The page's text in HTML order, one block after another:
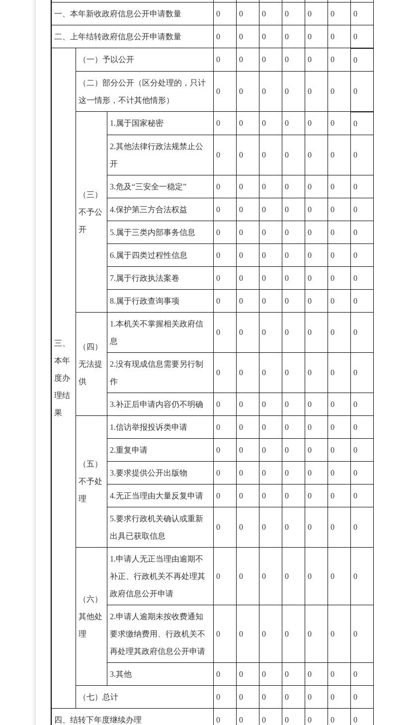
一、本年新收政府信息公开申请数量 0 0 0 0 0 0 0
二、上年结转政府信息公开申请数量 0 0 0 0 0 0 0
三、
本年
度办
理结
果
（一）予以公开 0 0 0 0 0 0 0
（二）部分公开（区分处理的，只计
这一情形，不计其他情形）
0 0 0 0 0 0 0
（三）
不予公
开
1.属于国家秘密 0 0 0 0 0 0 0
2.其他法律行政法规禁止公
开
0 0 0 0 0 0 0
3.危及“三安全一稳定” 0 0 0 0 0 0 0
4.保护第三方合法权益 0 0 0 0 0 0 0
5.属于三类内部事务信息 0 0 0 0 0 0 0
6.属于四类过程性信息 0 0 0 0 0 0 0
7.属于行政执法案卷 0 0 0 0 0 0 0
8.属于行政查询事项 0 0 0 0 0 0 0
（四）
无法提
供
1.本机关不掌握相关政府信
息
0 0 0 0 0 0 0
2.没有现成信息需要另行制
作
0 0 0 0 0 0 0
3.补正后申请内容仍不明确 0 0 0 0 0 0 0
（五）
不予处
理
1.信访举报投诉类申请 0 0 0 0 0 0 0
2.重复申请 0 0 0 0 0 0 0
3.要求提供公开出版物 0 0 0 0 0 0 0
4.无正当理由大量反复申请 0 0 0 0 0 0 0
5.要求行政机关确认或重新
出具已获取信息
0 0 0 0 0 0 0
（六）
其他处
理
1.申请人无正当理由逾期不
补正、行政机关不再处理其
政府信息公开申请
0 0 0 0 0 0 0
2.申请人逾期未按收费通知
要求缴纳费用、行政机关不
再处理其政府信息公开申请
0 0 0 0 0 0 0
3.其他 0 0 0 0 0 0 0
（七）总计 0 0 0 0 0 0 0
四、结转下年度继续办理 0 0 0 0 0 0 0